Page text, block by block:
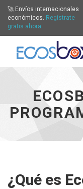
🚀 Envíos internacionales
económicos. Regístrate
gratis ahora.
Ecosbox Loyalty -
¿Qué es